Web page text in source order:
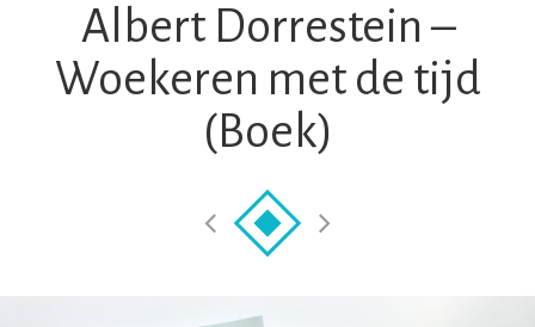
Albert Dorrestein –
Woekeren met de tijd
(Boek)